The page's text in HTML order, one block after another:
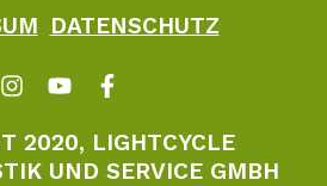
DATENSCHUTZ
2020, LIGHTCYCLE
UND SERVICE GMBH